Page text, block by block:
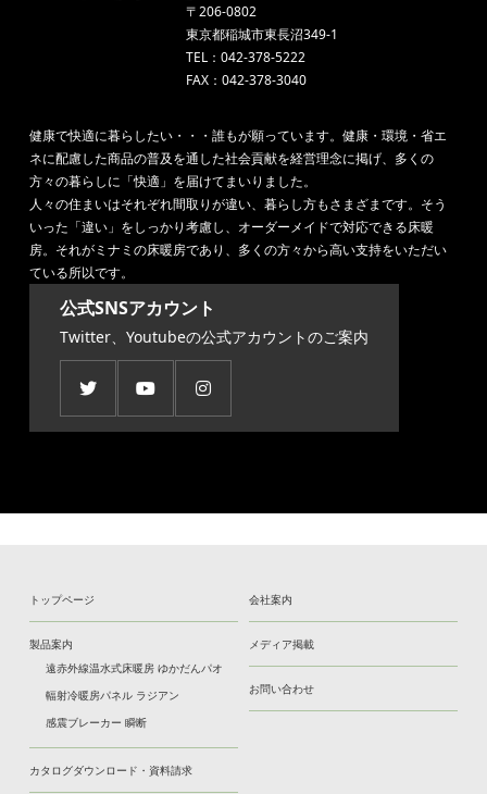
〒206-0802
東京都稲城市東長沼349-1
TEL：042-378-5222
FAX：042-378-3040
健康で快適に暮らしたい・・・誰もが願っています。健康・環境・省エ
ネに配慮した商品の普及を通した社会貢献を経営理念に掲げ、多くの
方々の暮らしに「快適」を届けてまいりました。
人々の住まいはそれぞれ間取りが違い、暮らし方もさまざまです。そう
いった「違い」をしっかり考慮し、オーダーメイドで対応できる床暖
房。それがミナミの床暖房であり、多くの方々から高い支持をいただい
ている所以です。
公式SNSアカウント
Twitter、Youtubeの公式アカウントのご案内
トップページ
製品案内
遠赤外線温水式床暖房 ゆかだんパオ
輻射冷暖房パネル ラジアン
感震ブレーカー 瞬断
カタログダウンロード・資料請求
会社案内
メディア掲載
お問い合わせ